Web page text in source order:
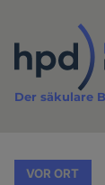
Inhalt
Der säkulare
VOR ORT